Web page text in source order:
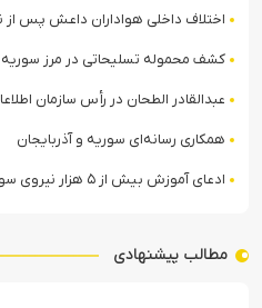
اختلاف داخلی هواداران داعش پس از
کشف محموله تسلیحاتی در مرز سوریه
عبدالقادر الطحان در رأس سازمان اطلاعات سوریه؛
همکاری رسانه‌ای سوریه و آذربایجان
ادعای آموزش بیش از ۵ هزار نیروی سومالیایی با نظارت عربستان
مطالب پیشنهادی